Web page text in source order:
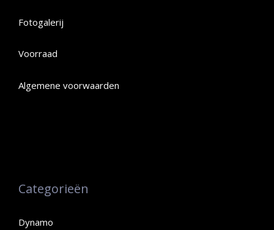
Fotogalerij
Voorraad
Algemene voorwaarden
Categorieën
Dynamo